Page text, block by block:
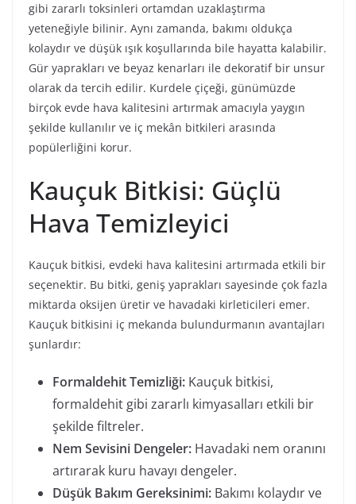
gibi zararlı toksinleri ortamdan uzaklaştırma
yeteneğiyle bilinir. Aynı zamanda, bakımı oldukça
kolaydır ve düşük ışık koşullarında bile hayatta kalabilir.
Gür yaprakları ve beyaz kenarları ile dekoratif bir unsur
olarak da tercih edilir. Kurdele çiçeği, günümüzde
birçok evde hava kalitesini artırmak amacıyla yaygın
şekilde kullanılır ve iç mekân bitkileri arasında
popülerliğini korur.
Kauçuk Bitkisi: Güçlü
Hava Temizleyici
Kauçuk bitkisi, evdeki hava kalitesini artırmada etkili bir
seçenektir. Bu bitki, geniş yaprakları sayesinde çok fazla
miktarda oksijen üretir ve havadaki kirleticileri emer.
Kauçuk bitkisini iç mekanda bulundurmanın avantajları
şunlardır:
Formaldehit Temizliği: Kauçuk bitkisi,
formaldehit gibi zararlı kimyasalları etkili bir
şekilde filtreler.
Nem Sevisini Dengeler: Havadaki nem oranını
artırarak kuru havayı dengeler.
Düşük Bakım Gereksinimi: Bakımı kolaydır ve